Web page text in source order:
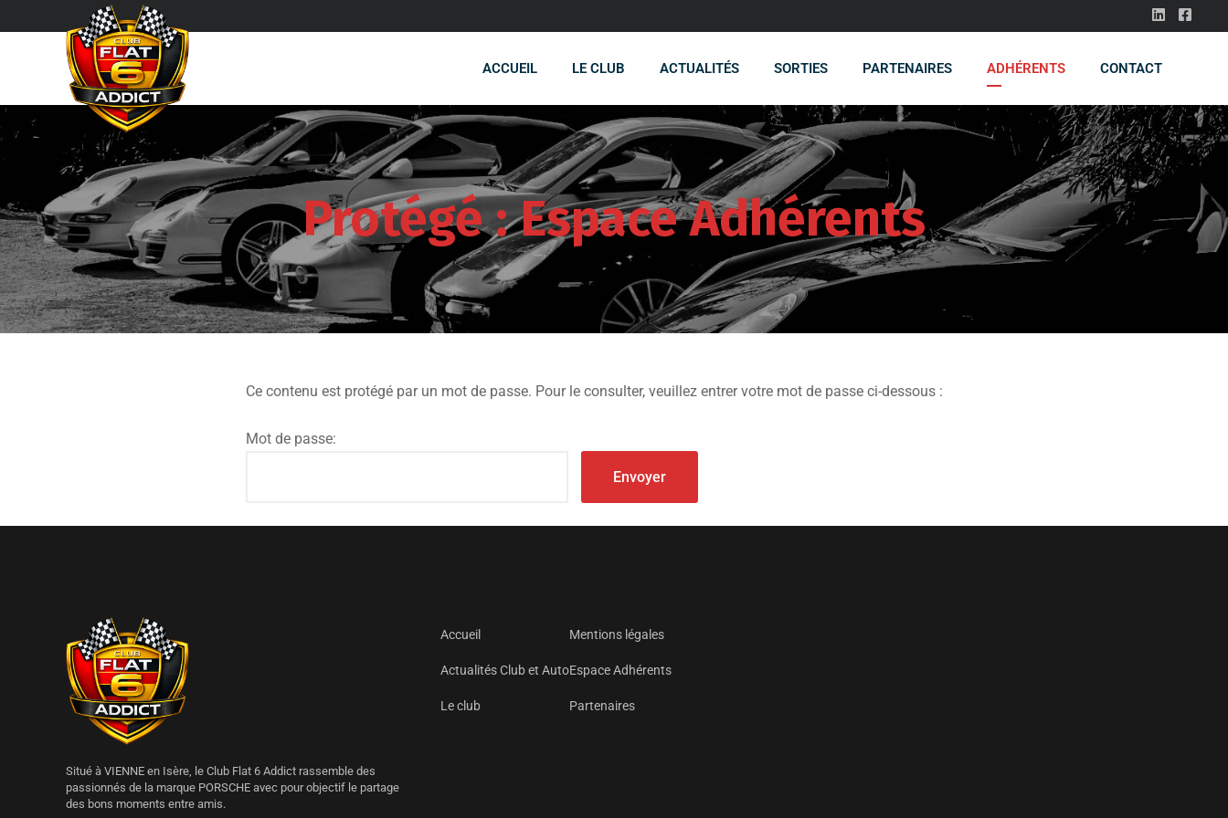
ACCUEIL LE CLUB ACTUALITÉS SORTIES PARTENAIRES ADHÉRENTS CONTACT
Protégé : Espace Adhérents
Ce contenu est protégé par un mot de passe. Pour le consulter, veuillez entrer votre mot de passe ci-dessous :
Mot de passe:
Situé à VIENNE en Isère, le Club Flat 6 Addict rassemble des
passionnés de la marque PORSCHE avec pour objectif le partage
des bons moments entre amis.
Accueil
Actualités Club et Auto
Le club
Mentions légales
Espace Adhérents
Partenaires